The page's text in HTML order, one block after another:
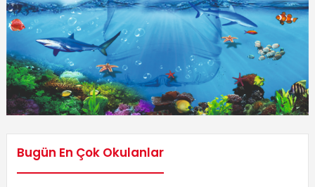
Bugün En Çok Okulanlar